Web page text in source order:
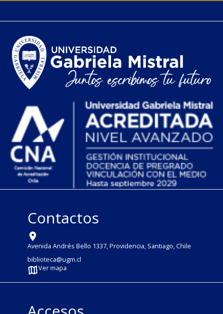
Contactos
Avenida Andrés Bello 1337, Providencia, Santiago, Chile
biblioteca@ugm.cl
Ver mapa